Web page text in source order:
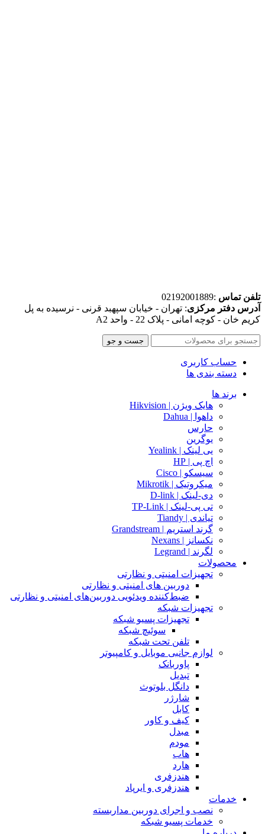
تلفن تماس :02192001889
آدرس دفتر مرکزی: تهران - خیابان سپهبد قرنی - نرسیده به پل
کریم خان - کوچه امانی - پلاک 22 - واحد A2
جست و جو
حساب کاربری
دسته بندی ها
برند ها
هایک ویژن | Hikvision
داهوا | Dahua
حارس
یوگرین
یی لینک | Yealink
اچ پی | HP
سیسکو | Cisco
میکروتیک | Mikrotik
دی-لینک | D-link
تی پی-لینک | TP-Link
تیاندی | Tiandy
گرند استریم | Grandstream
نکسانز | Nexans
لگرند | Legrand
محصولات
تجهیزات امنیتی و نظارتی
دوربین های امنیتی و نظارتی
ضبط‌کننده ویدئویی دوربین‌های امنیتی و نظارتی
تجهیزات شبکه
تجهیزات پسیو شبکه
سوئیچ‌ شبکه
تلفن تحت شبکه
لوازم جانبی موبایل و کامپیوتر
پاوربانک
تبدیل
دانگل بلوتوث
شارژر
کابل
کیف و کاور
مبدل
مودم
هاب
هارد
هندزفری
هندزفری و ایرپاد
خدمات
نصب و اجرای دوربین مداربسته
خدمات پسیو شبکه